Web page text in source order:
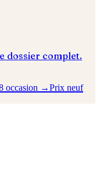
dossier complet.
occasion →Prix neuf